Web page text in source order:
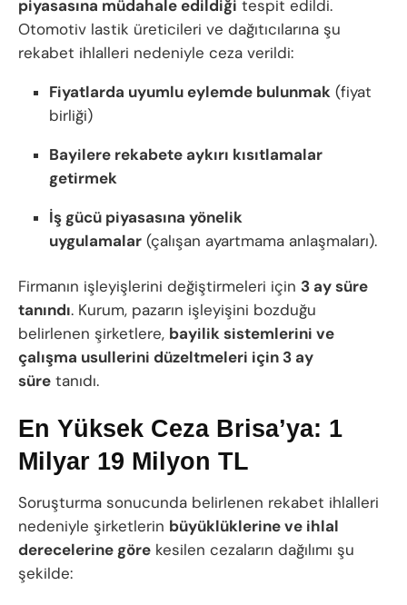
piyasasına müdahale edildiği tespit edildi.
Otomotiv lastik üreticileri ve dağıtıcılarına şu
rekabet ihlalleri nedeniyle ceza verildi:
Fiyatlarda uyumlu eylemde bulunmak (fiyat
birliği)
Bayilere rekabete aykırı kısıtlamalar
getirmek
İş gücü piyasasına yönelik
uygulamalar (çalışan ayartmama anlaşmaları).
Firmanın işleyişlerini değiştirmeleri için 3 ay süre
tanındı. Kurum, pazarın işleyişini bozduğu
belirlenen şirketlere, bayilik sistemlerini ve
çalışma usullerini düzeltmeleri için 3 ay
süre tanıdı.
En Yüksek Ceza Brisa’ya: 1
Milyar 19 Milyon TL
Soruşturma sonucunda belirlenen rekabet ihlalleri
nedeniyle şirketlerin büyüklüklerine ve ihlal
derecelerine göre kesilen cezaların dağılımı şu
şekilde: